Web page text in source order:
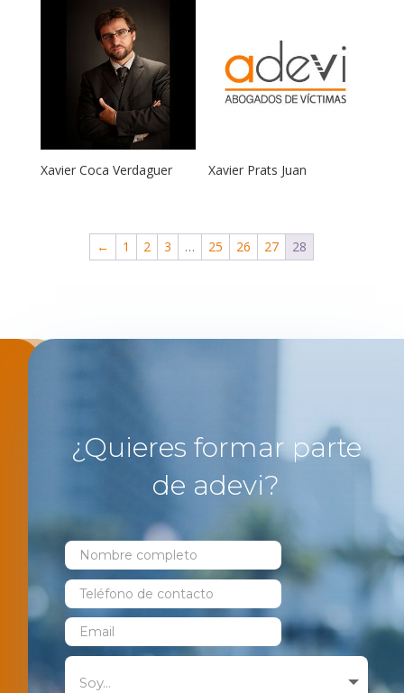
Xavier Coca Verdaguer Xavier Prats Juan
← 1 2 3 … 25 26 27 28
¿Quieres formar parte
de adevi?